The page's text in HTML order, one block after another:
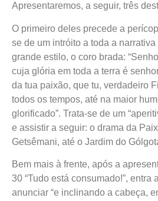
Apresentaremos, a seguir, três
O primeiro deles precede a
se de um intróito a toda a
grande estilo, o coro brada:
cuja glória em toda a terra é
da tua paixão, que tu, verdadeiro
todos os tempos, até na maior
glorificado”. Trata-se de um
e assistir a seguir: o drama da
Getsêmani, até o Jardim do
Bem mais à frente, após a
30 “Tudo está consumado!”, entra
anunciar “e inclinando a cabeça,